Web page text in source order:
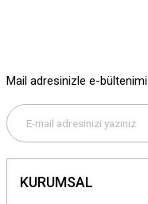
Mail adresinizle e-
KURUMSAL